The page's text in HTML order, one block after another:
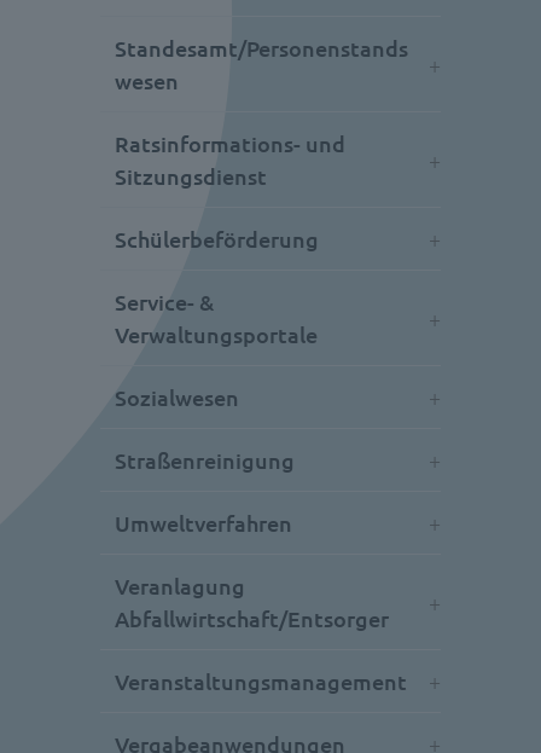
Standesamt/Personenstands
wesen
Ratsinformations- und
Sitzungsdienst
Schülerbeförderung
Service- &
Verwaltungsportale
Sozialwesen
Straßenreinigung
Umweltverfahren
Veranlagung
Abfallwirtschaft/Entsorger
Veranstaltungsmanagement
Vergabeanwendungen